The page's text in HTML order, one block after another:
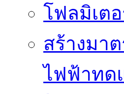
โฟลมิเต
สร้างมา
ไฟฟ้าทด